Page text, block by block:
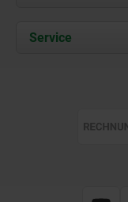
Kontakt
Service